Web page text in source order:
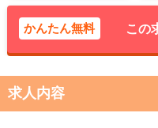
かんたん無料 この
求人内容